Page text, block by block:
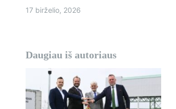
t
į
r
17 birželio, 2026
Daugiau iš autoriaus